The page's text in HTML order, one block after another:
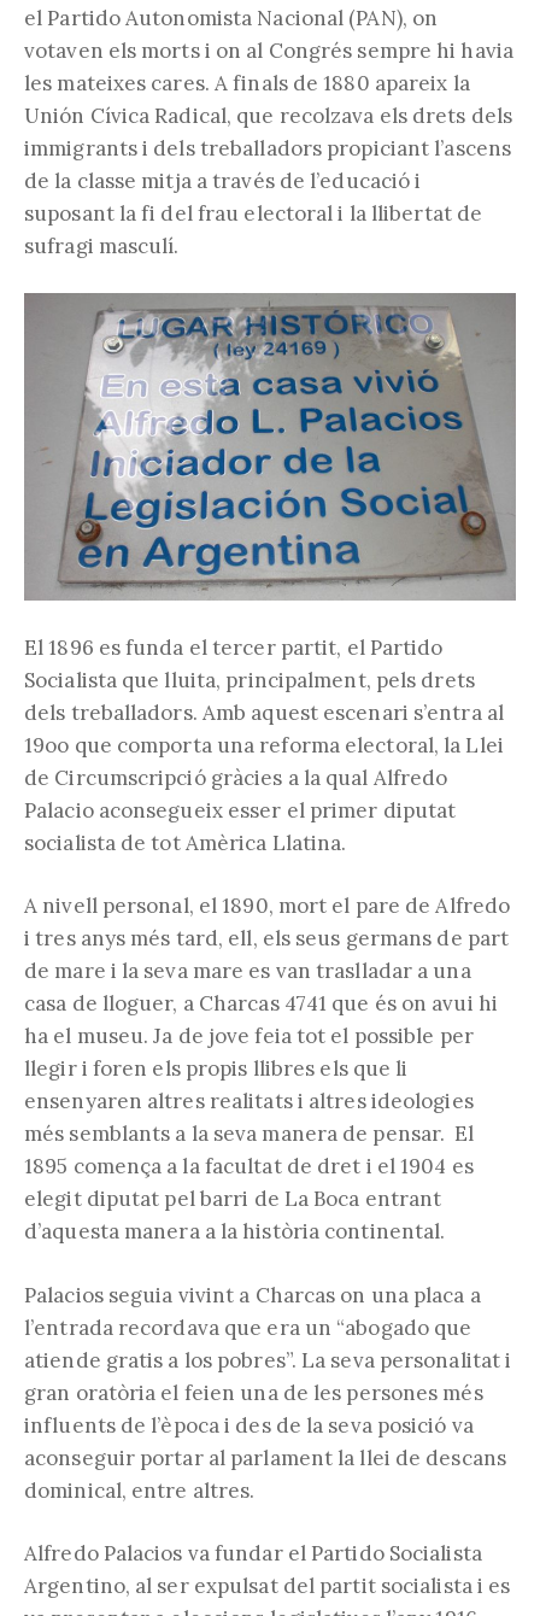
el Partido Autonomista Nacional (PAN), on
votaven els morts i on al Congrés sempre hi havia
les mateixes cares. A finals de 1880 apareix la
Unión Cívica Radical, que recolzava els drets dels
immigrants i dels treballadors propiciant l’ascens
de la classe mitja a través de l’educació i
suposant la fi del frau electoral i la llibertat de
sufragi masculí.
El 1896 es funda el tercer partit, el Partido
Socialista que lluita, principalment, pels drets
dels treballadors. Amb aquest escenari s’entra al
19oo que comporta una reforma electoral, la Llei
de Circumscripció gràcies a la qual Alfredo
Palacio aconsegueix esser el primer diputat
socialista de tot Amèrica Llatina.
A nivell personal, el 1890, mort el pare de Alfredo
i tres anys més tard, ell, els seus germans de part
de mare i la seva mare es van traslladar a una
casa de lloguer, a Charcas 4741 que és on avui hi
ha el museu. Ja de jove feia tot el possible per
llegir i foren els propis llibres els que li
ensenyaren altres realitats i altres ideologies
més semblants a la seva manera de pensar. El
1895 comença a la facultat de dret i el 1904 es
elegit diputat pel barri de La Boca entrant
d’aquesta manera a la història continental.
Palacios seguia vivint a Charcas on una placa a
l’entrada recordava que era un “abogado que
atiende gratis a los pobres”. La seva personalitat i
gran oratòria el feien una de les persones més
influents de l’època i des de la seva posició va
aconseguir portar al parlament la llei de descans
dominical, entre altres.
Alfredo Palacios va fundar el Partido Socialista
Argentino, al ser expulsat del partit socialista i es